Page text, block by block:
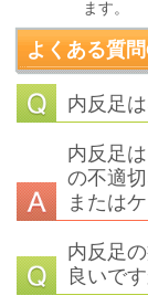
ます。
よくある質
内反足
内反足
の不適
または
内反足
良いで